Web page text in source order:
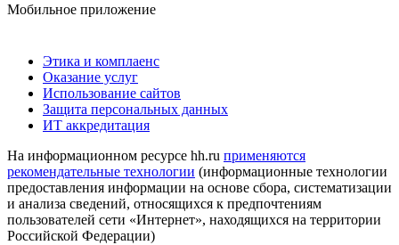
Мобильное приложение
Этика и комплаенс
Оказание услуг
Использование сайтов
Защита персональных данных
ИТ аккредитация
На информационном ресурсе hh.ru применяются
рекомендательные технологии (информационные технологии
предоставления информации на основе сбора, систематизации
и анализа сведений, относящихся к предпочтениям
пользователей сети «Интернет», находящихся на территории
Российской Федерации)